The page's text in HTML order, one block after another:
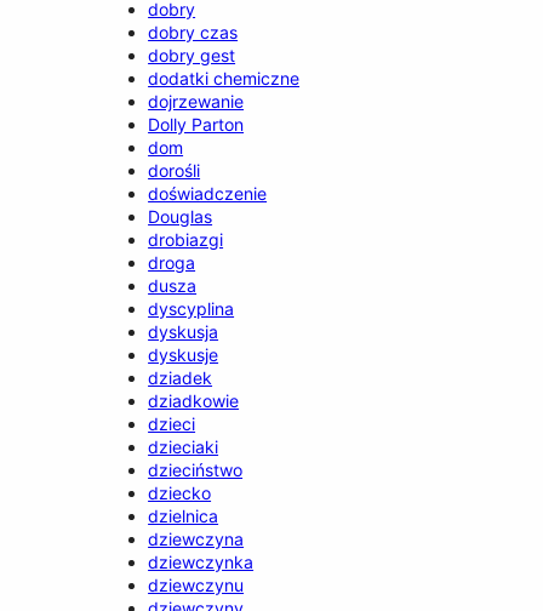
dobry
dobry czas
dobry gest
dodatki chemiczne
dojrzewanie
Dolly Parton
dom
dorośli
doświadczenie
Douglas
drobiazgi
droga
dusza
dyscyplina
dyskusja
dyskusje
dziadek
dziadkowie
dzieci
dzieciaki
dzieciństwo
dziecko
dzielnica
dziewczyna
dziewczynka
dziewczynu